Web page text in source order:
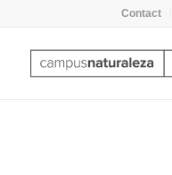
Contact